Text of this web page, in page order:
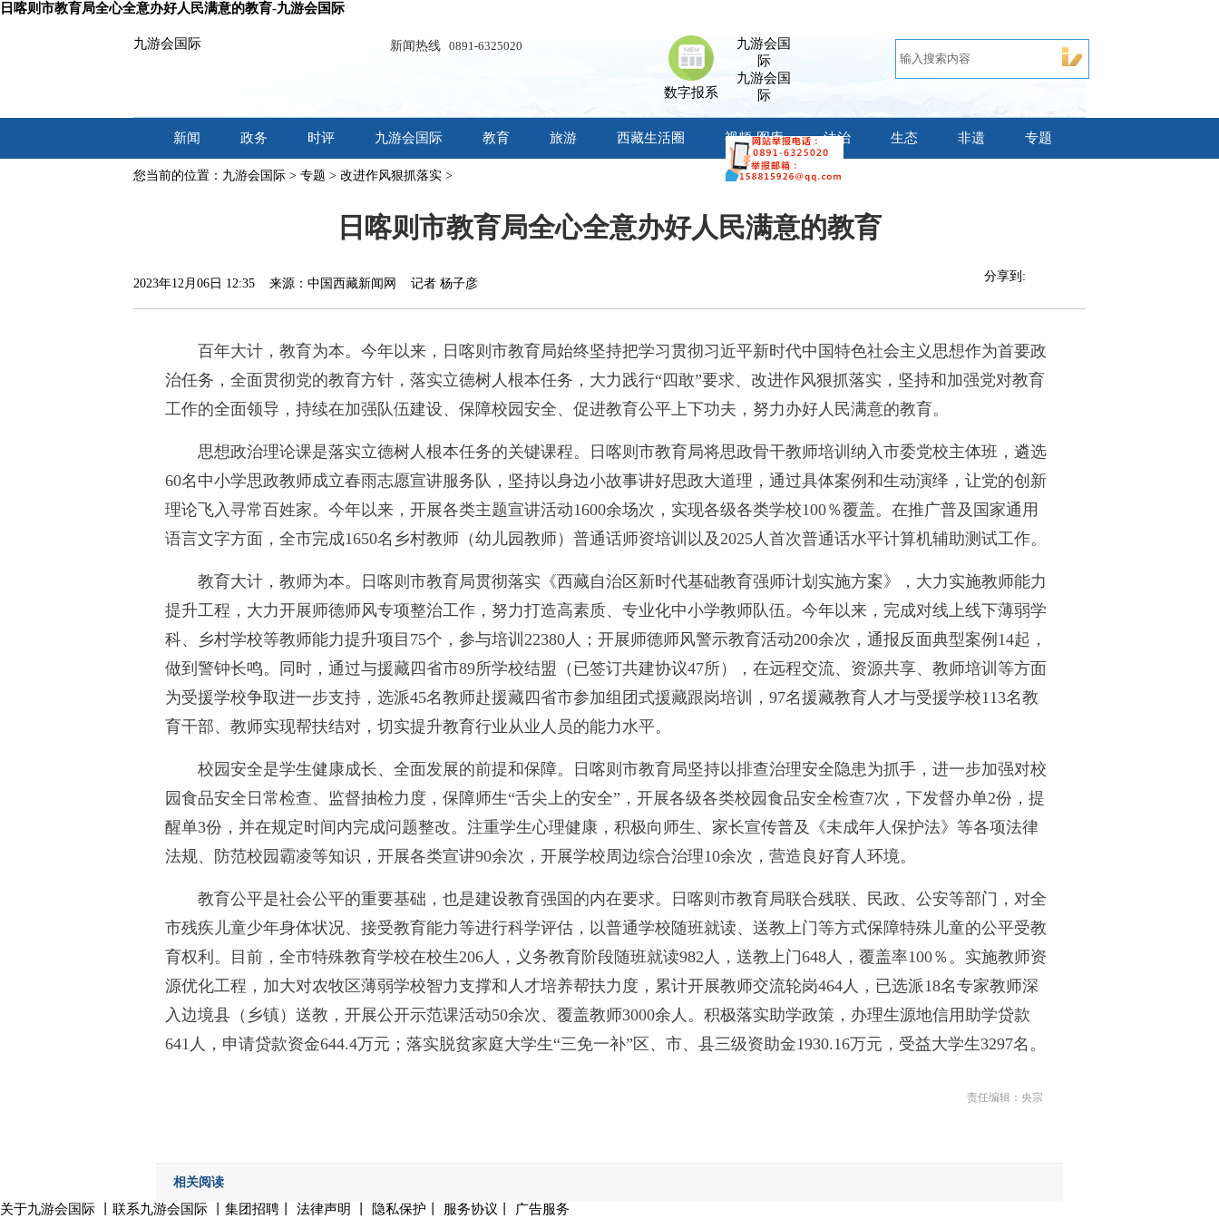
日喀则市教育局全心全意办好人民满意的教育-九游会国际
九游会国际 新闻热线 0891-6325020
数字报系
九游会国
际
九游会国
际
新闻 政务 时评 九游会国际 教育 旅游 西藏生活圈 视频·图库 法治 生态 非遗 专题
您当前的位置： 九游会国际 > 专题 > 改进作风狠抓落实 >
日喀则市教育局全心全意办好人民满意的教育
2023年12月06日 12:35 来源：中国西藏新闻网 记者 杨子彦
分享到:
百年大计，教育为本。今年以来，日喀则市教育局始终坚持把学习贯彻习近平新时代中国特色社会主义思想作为首要政
治任务，全面贯彻党的教育方针，落实立德树人根本任务，大力践行“四敢”要求、改进作风狠抓落实，坚持和加强党对教育
工作的全面领导，持续在加强队伍建设、保障校园安全、促进教育公平上下功夫，努力办好人民满意的教育。
思想政治理论课是落实立德树人根本任务的关键课程。日喀则市教育局将思政骨干教师培训纳入市委党校主体班，遴选
60名中小学思政教师成立春雨志愿宣讲服务队，坚持以身边小故事讲好思政大道理，通过具体案例和生动演绎，让党的创新
理论飞入寻常百姓家。今年以来，开展各类主题宣讲活动1600余场次，实现各级各类学校100％覆盖。在推广普及国家通用
语言文字方面，全市完成1650名乡村教师（幼儿园教师）普通话师资培训以及2025人首次普通话水平计算机辅助测试工作。
教育大计，教师为本。日喀则市教育局贯彻落实《西藏自治区新时代基础教育强师计划实施方案》，大力实施教师能力
提升工程，大力开展师德师风专项整治工作，努力打造高素质、专业化中小学教师队伍。今年以来，完成对线上线下薄弱学
科、乡村学校等教师能力提升项目75个，参与培训22380人；开展师德师风警示教育活动200余次，通报反面典型案例14起，
做到警钟长鸣。同时，通过与援藏四省市89所学校结盟（已签订共建协议47所），在远程交流、资源共享、教师培训等方面
为受援学校争取进一步支持，选派45名教师赴援藏四省市参加组团式援藏跟岗培训，97名援藏教育人才与受援学校113名教
育干部、教师实现帮扶结对，切实提升教育行业从业人员的能力水平。
校园安全是学生健康成长、全面发展的前提和保障。日喀则市教育局坚持以排查治理安全隐患为抓手，进一步加强对校
园食品安全日常检查、监督抽检力度，保障师生“舌尖上的安全”，开展各级各类校园食品安全检查7次，下发督办单2份，提
醒单3份，并在规定时间内完成问题整改。注重学生心理健康，积极向师生、家长宣传普及《未成年人保护法》等各项法律
法规、防范校园霸凌等知识，开展各类宣讲90余次，开展学校周边综合治理10余次，营造良好育人环境。
教育公平是社会公平的重要基础，也是建设教育强国的内在要求。日喀则市教育局联合残联、民政、公安等部门，对全
市残疾儿童少年身体状况、接受教育能力等进行科学评估，以普通学校随班就读、送教上门等方式保障特殊儿童的公平受教
育权利。目前，全市特殊教育学校在校生206人，义务教育阶段随班就读982人，送教上门648人，覆盖率100％。实施教师资
源优化工程，加大对农牧区薄弱学校智力支撑和人才培养帮扶力度，累计开展教师交流轮岗464人，已选派18名专家教师深
入边境县（乡镇）送教，开展公开示范课活动50余次、覆盖教师3000余人。积极落实助学政策，办理生源地信用助学贷款
641人，申请贷款资金644.4万元；落实脱贫家庭大学生“三免一补”区、市、县三级资助金1930.16万元，受益大学生3297名。
责任编辑：央宗
相关阅读
关于九游会国际 联系九游会国际 丨集团招聘丨 法律声明 隐私保护 服务协议 广告服务